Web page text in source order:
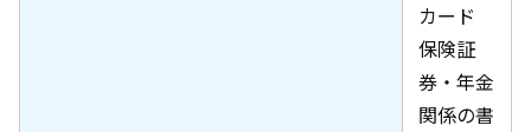
カード
保険証
券・年金
関係の書